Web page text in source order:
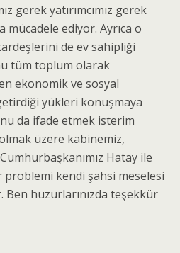
gerek yatırımcımız gerek
ediyor. Ayrıca o
de ev sahipliği
tüm toplum olarak
ekonomik ve sosyal
yükleri konuşmaya
da ifade etmek isterim
olmak üzere kabinemiz,
Hatay ile
kendi şahsi meselesi
huzurlarınızda teşekkür